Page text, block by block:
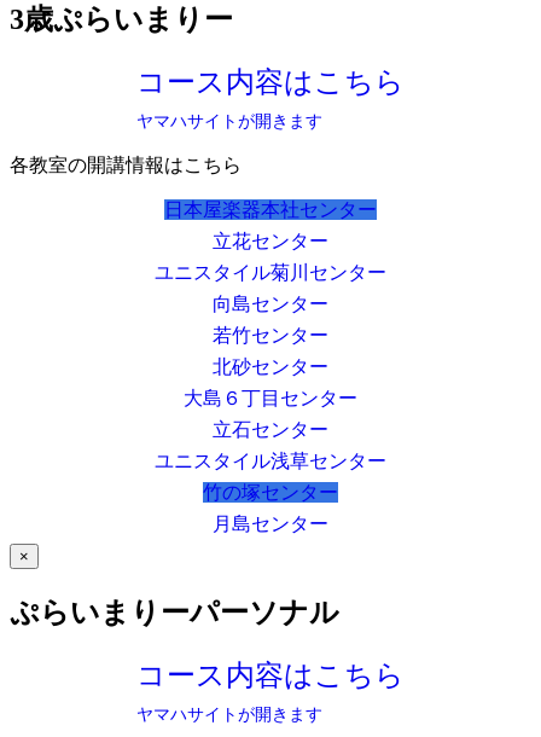
3歳ぷらいまりー
コース内容はこちら
ヤマハサイトが開きます
各教室の開講情報はこちら
日本屋楽器本社センター
立花センター
ユニスタイル菊川センター
向島センター
若竹センター
北砂センター
大島６丁目センター
立石センター
ユニスタイル浅草センター
竹の塚センター
月島センター
×
ぷらいまりーパーソナル
コース内容はこちら
ヤマハサイトが開きます